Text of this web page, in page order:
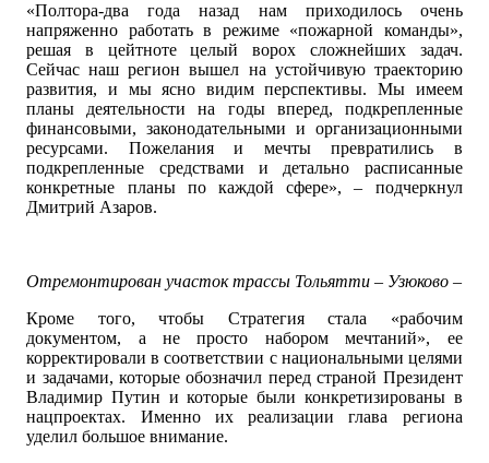
«Полтора-два года назад нам приходилось очень
напряженно работать в режиме «пожарной команды»,
решая в цейтноте целый ворох сложнейших задач.
Сейчас наш регион вышел на устойчивую траекторию
развития, и мы ясно видим перспективы. Мы имеем
планы деятельности на годы вперед, подкрепленные
финансовыми, законодательными и организационными
ресурсами. Пожелания и мечты превратились в
подкрепленные средствами и детально расписанные
конкретные планы по каждой сфере», – подчеркнул
Дмитрий Азаров.
Отремонтирован участок трассы Тольятти – Узюково –
Кроме того, чтобы Стратегия стала «рабочим
документом, а не просто набором мечтаний», ее
корректировали в соответствии с национальными целями
и задачами, которые обозначил перед страной Президент
Владимир Путин и которые были конкретизированы в
нацпроектах. Именно их реализации глава региона
уделил большое внимание.